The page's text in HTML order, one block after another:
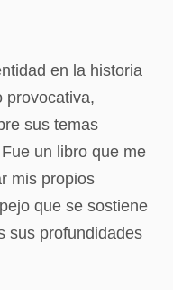
en la historia
provocativa,
sus temas
un libro que me
mis propios
que se sostiene
sus profundidades